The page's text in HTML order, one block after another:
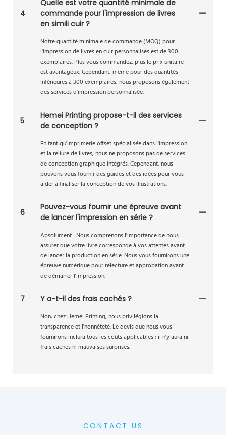
4
Quelle est votre quantité minimale de
commande pour l'impression de livres
en simili cuir ?
Notre quantité minimale de commande (MOQ) pour
l'impression de livres en cuir personnalisés est de 300
exemplaires. Plus vous commandez, plus le prix unitaire
est avantageux. Cependant, même pour des quantités
inférieures à 300 exemplaires, nous proposons également
des services d'impression personnalisée.
5
Hemei Printing propose-t-il des services
de conception ?
En tant qu'imprimerie offset spécialisée dans l'impression
et la reliure de livres, nous ne proposons pas de services
de conception graphique intégrés. Cependant, nous
pouvons vous fournir des guides et des idées pour vous
aider à finaliser la conception de vos illustrations.
6
Pouvez-vous fournir une épreuve avant
de lancer l'impression en série ?
Absolument ! Nous comprenons l'importance de nous
assurer que votre livre corresponde à vos attentes avant
de lancer la production en série. Nous vous fournirons une
épreuve numérique pour relecture et approbation avant
de démarrer l'impression.
7
Y a-t-il des frais cachés ?
Non, chez Hemei Printing, nous privilégions la
transparence et l'honnêteté. Le devis que nous vous
fournirons inclura tous les coûts applicables ; il n'y aura ni
frais cachés ni mauvaises surprises.
CONTACT US